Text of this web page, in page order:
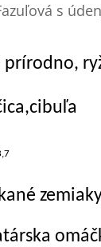
s
prírodno,